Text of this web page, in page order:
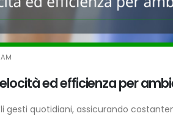
ed efficienza per
gesti quotidiani, assicurando